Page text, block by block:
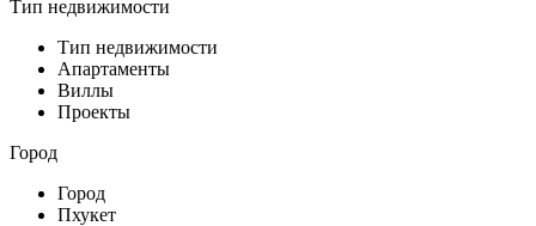
Тип недвижимости
Тип недвижимости
Апартаменты
Виллы
Проекты
Город
Город
Пхукет